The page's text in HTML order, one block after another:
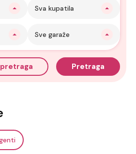
Sva kupatila
Sve garaže
Pretraga